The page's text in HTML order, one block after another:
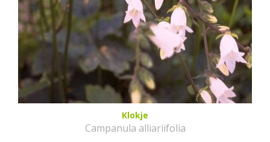
Klokje
Campanula alliariifolia